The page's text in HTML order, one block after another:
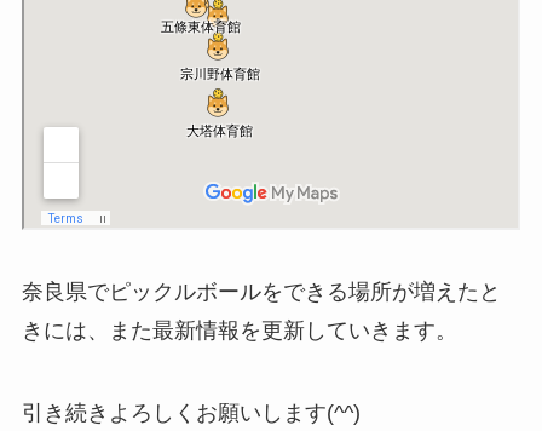
奈良県でピックルボールをできる場所が増えたと
きには、また最新情報を更新していきます。
引き続きよろしくお願いします(^^)